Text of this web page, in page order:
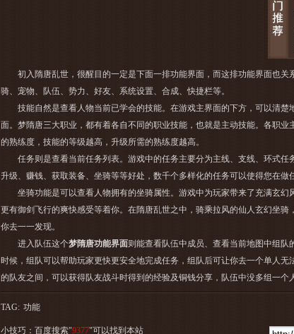
初入隋唐乱世，很醒目的一定是下面一排功能界面，而这排功能界面也关
骑、宠物、队伍、势力、好友、系统设置、合成、快捷栏等。
技能自然是查看人物当前已学会的技能。在游戏主界面的下方，可以清楚
面。 梦隋唐三大职业 ，都有着各自不同的职业技能，也就是主动技能。各职
的熟练度，技能的等级越高，升级所需的熟练度越高。
任务则是查看当前任务列表。游戏中的任务主要分为主线、支线、环式任
升级、赚钱、获取装备、坐骑等等好处，数千个多样化的任务可以使得您在做
坐骑功能是可以查看人物拥有的坐骑属性。游戏中为玩家带来了充满玄幻
更有御剑飞行的爽快感受等着你。在隋唐乱世之中，骑乘拉风的仙人玄幻坐
你去一一发现。
进入队伍这个梦隋唐功能界面则能查看队伍中成员、查看当前地图中组
时候，组队可以帮助玩家更快更安全地完成任务，组队后可让你去一个单人
的队友之间，可以获得队友战斗时得到的经验及铜钱分享，队伍中没多组一个
TAG: 功能
小技巧：百度搜索"9377"可以找到本站